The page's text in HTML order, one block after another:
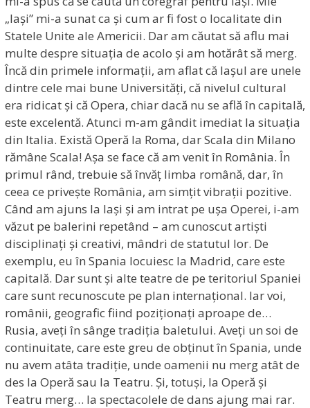
„Iași” mi-a sunat ca și cum ar fi fost o localitate din
Statele Unite ale Americii. Dar am căutat să aflu mai
multe despre situația de acolo și am hotărât să merg.
Încă din primele informații, am aflat că Iașul are unele
dintre cele mai bune Universități, că nivelul cultural
era ridicat și că Opera, chiar dacă nu se află în capitală,
este excelentă. Atunci m-am gândit imediat la situația
din Italia. Există Operă la Roma, dar Scala din Milano
rămâne Scala! Așa se face că am venit în România. În
primul rând, trebuie să învăț limba română, dar, în
ceea ce privește România, am simțit vibrații pozitive.
Când am ajuns la Iași și am intrat pe ușa Operei, i-am
văzut pe balerini repetând – am cunoscut artiști
disciplinați și creativi, mândri de statutul lor. De
exemplu, eu în Spania locuiesc la Madrid, care este
capitală. Dar sunt și alte teatre de pe teritoriul Spaniei
care sunt recunoscute pe plan internațional. Iar voi,
românii, geografic fiind poziționați aproape de…
Rusia, aveți în sânge tradiția baletului. Aveți un soi de
continuitate, care este greu de obținut în Spania, unde
nu avem atâta tradiție, unde oamenii nu merg atât de
des la Operă sau la Teatru. Și, totuși, la Operă și
Teatru merg… la spectacolele de dans ajung mai rar.